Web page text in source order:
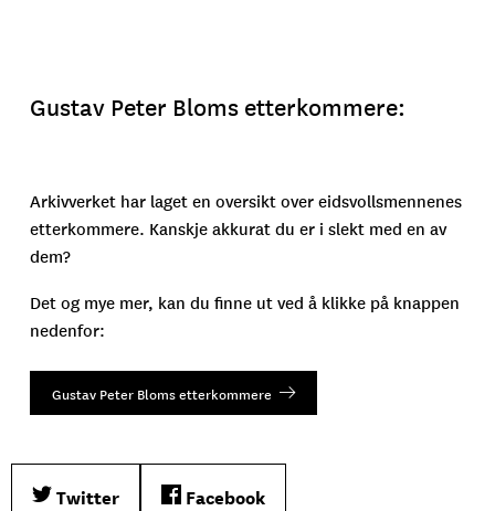
Gustav Peter Bloms etterkommere:
Arkivverket har laget en oversikt over eidsvollsmennenes
etterkommere. Kanskje akkurat du er i slekt med en av
dem?
Det og mye mer, kan du finne ut ved å klikke på knappen
nedenfor:
Gustav Peter Bloms etterkommere
Twitter Facebook